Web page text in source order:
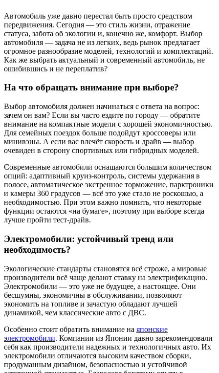
Автомобиль уже давно перестал быть просто средством
передвижения. Сегодня — это стиль жизни, отражение
статуса, забота об экологии и, конечно же, комфорт. Выбор
автомобиля — задача не из легких, ведь рынок предлагает
огромное разнообразие моделей, технологий и комплектаций.
Как же выбрать актуальный и современный автомобиль, не
ошибившись и не переплатив?
На что обращать внимание при выборе?
Выбор автомобиля должен начинаться с ответа на вопрос:
зачем он вам? Если вы часто ездите по городу — обратите
внимание на компактные модели с хорошей экономичностью.
Для семейных поездок больше подойдут кроссоверы или
минивэны. А если вас влечёт скорость и драйв — выбор
очевиден в сторону спортивных или гибридных моделей.
Современные автомобили оснащаются большим количеством
опций: адаптивный круиз-контроль, системы удержания в
полосе, автоматическое экстренное торможение, парктроники
и камеры 360 градусов — всё это уже стало не роскошью, а
необходимостью. При этом важно помнить, что некоторые
функции остаются «на бумаге», поэтому при выборе всегда
лучше пройти тест-драйв.
Электромобили: устойчивый тренд или
необходимость?
Экологические стандарты становятся всё строже, а мировые
производители всё чаще делают ставку на электрификацию.
Электромобили — это уже не будущее, а настоящее. Они
бесшумны, экономичны в обслуживании, позволяют
экономить на топливе и зачастую обладают лучшей
динамикой, чем классические авто с ДВС.
Особенно стоит обратить внимание на японские
электромобили. Компании из Японии давно зарекомендовали
себя как производители надежных и технологичных авто. Их
электромобили отличаются высоким качеством сборки,
продуманным дизайном, безопасностью и устойчивой